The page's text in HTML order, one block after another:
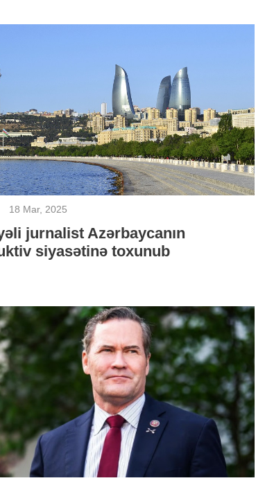
18 Mar, 2025
jurnalist Azərbaycanın
siyasətinə toxunub